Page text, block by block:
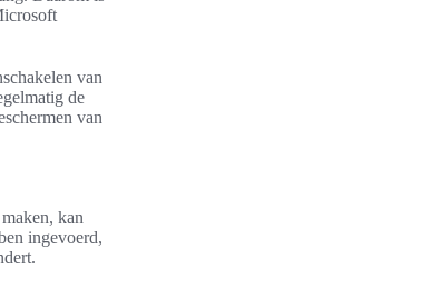
van
de
van
kan
ingevoerd,